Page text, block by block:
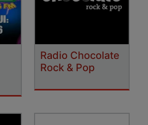
Radio Chocolate
Rock & Pop